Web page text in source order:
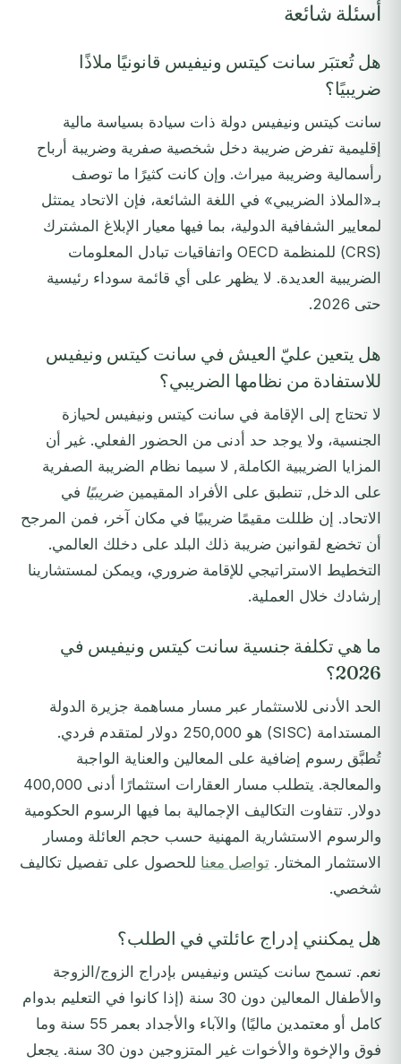
أسئلة شائعة
هل تُعتبَر سانت كيتس ونيفيس قانونيًا ملاذًا
ضريبيًا؟
سانت كيتس ونيفيس دولة ذات سيادة بسياسة مالية
إقليمية تفرض ضريبة دخل شخصية صفرية وضريبة أرباح
رأسمالية وضريبة ميراث. وإن كانت كثيرًا ما توصف
بـ«الملاذ الضريبي» في اللغة الشائعة، فإن الاتحاد يمتثل
لمعايير الشفافية الدولية، بما فيها معيار الإبلاغ المشترك
(CRS) للمنظمة OECD واتفاقيات تبادل المعلومات
الضريبية العديدة. لا يظهر على أي قائمة سوداء رئيسية
حتى 2026.
هل يتعين عليّ العيش في سانت كيتس ونيفيس
للاستفادة من نظامها الضريبي؟
لا تحتاج إلى الإقامة في سانت كيتس ونيفيس لحيازة
الجنسية، ولا يوجد حد أدنى من الحضور الفعلي. غير أن
المزايا الضريبية الكاملة, لا سيما نظام الضريبة الصفرية
على الدخل, تنطبق على الأفراد المقيمين ضريبيًا في
الاتحاد. إن ظللت مقيمًا ضريبيًا في مكان آخر، فمن المرجح
أن تخضع لقوانين ضريبة ذلك البلد على دخلك العالمي.
التخطيط الاستراتيجي للإقامة ضروري، ويمكن لمستشارينا
إرشادك خلال العملية.
ما هي تكلفة جنسية سانت كيتس ونيفيس في
2026؟
الحد الأدنى للاستثمار عبر مسار مساهمة جزيرة الدولة
المستدامة (SISC) هو 250,000 دولار لمتقدم فردي.
تُطبَّق رسوم إضافية على المعالين والعناية الواجبة
والمعالجة. يتطلب مسار العقارات استثمارًا أدنى 400,000
دولار. تتفاوت التكاليف الإجمالية بما فيها الرسوم الحكومية
والرسوم الاستشارية المهنية حسب حجم العائلة ومسار
الاستثمار المختار. تواصل معنا للحصول على تفصيل تكاليف
شخصي.
هل يمكنني إدراج عائلتي في الطلب؟
نعم. تسمح سانت كيتس ونيفيس بإدراج الزوج/الزوجة
والأطفال المعالين دون 30 سنة (إذا كانوا في التعليم بدوام
كامل أو معتمدين ماليًا) والآباء والأجداد بعمر 55 سنة وما
فوق والإخوة والأخوات غير المتزوجين دون 30 سنة. يجعل